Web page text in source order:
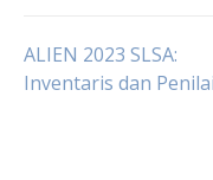
Post
ALIEN 2023 SLSA:
Inventaris dan